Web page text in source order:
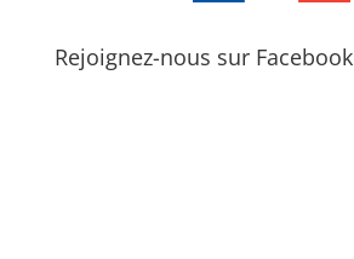
Rejoignez-nous sur Facebook